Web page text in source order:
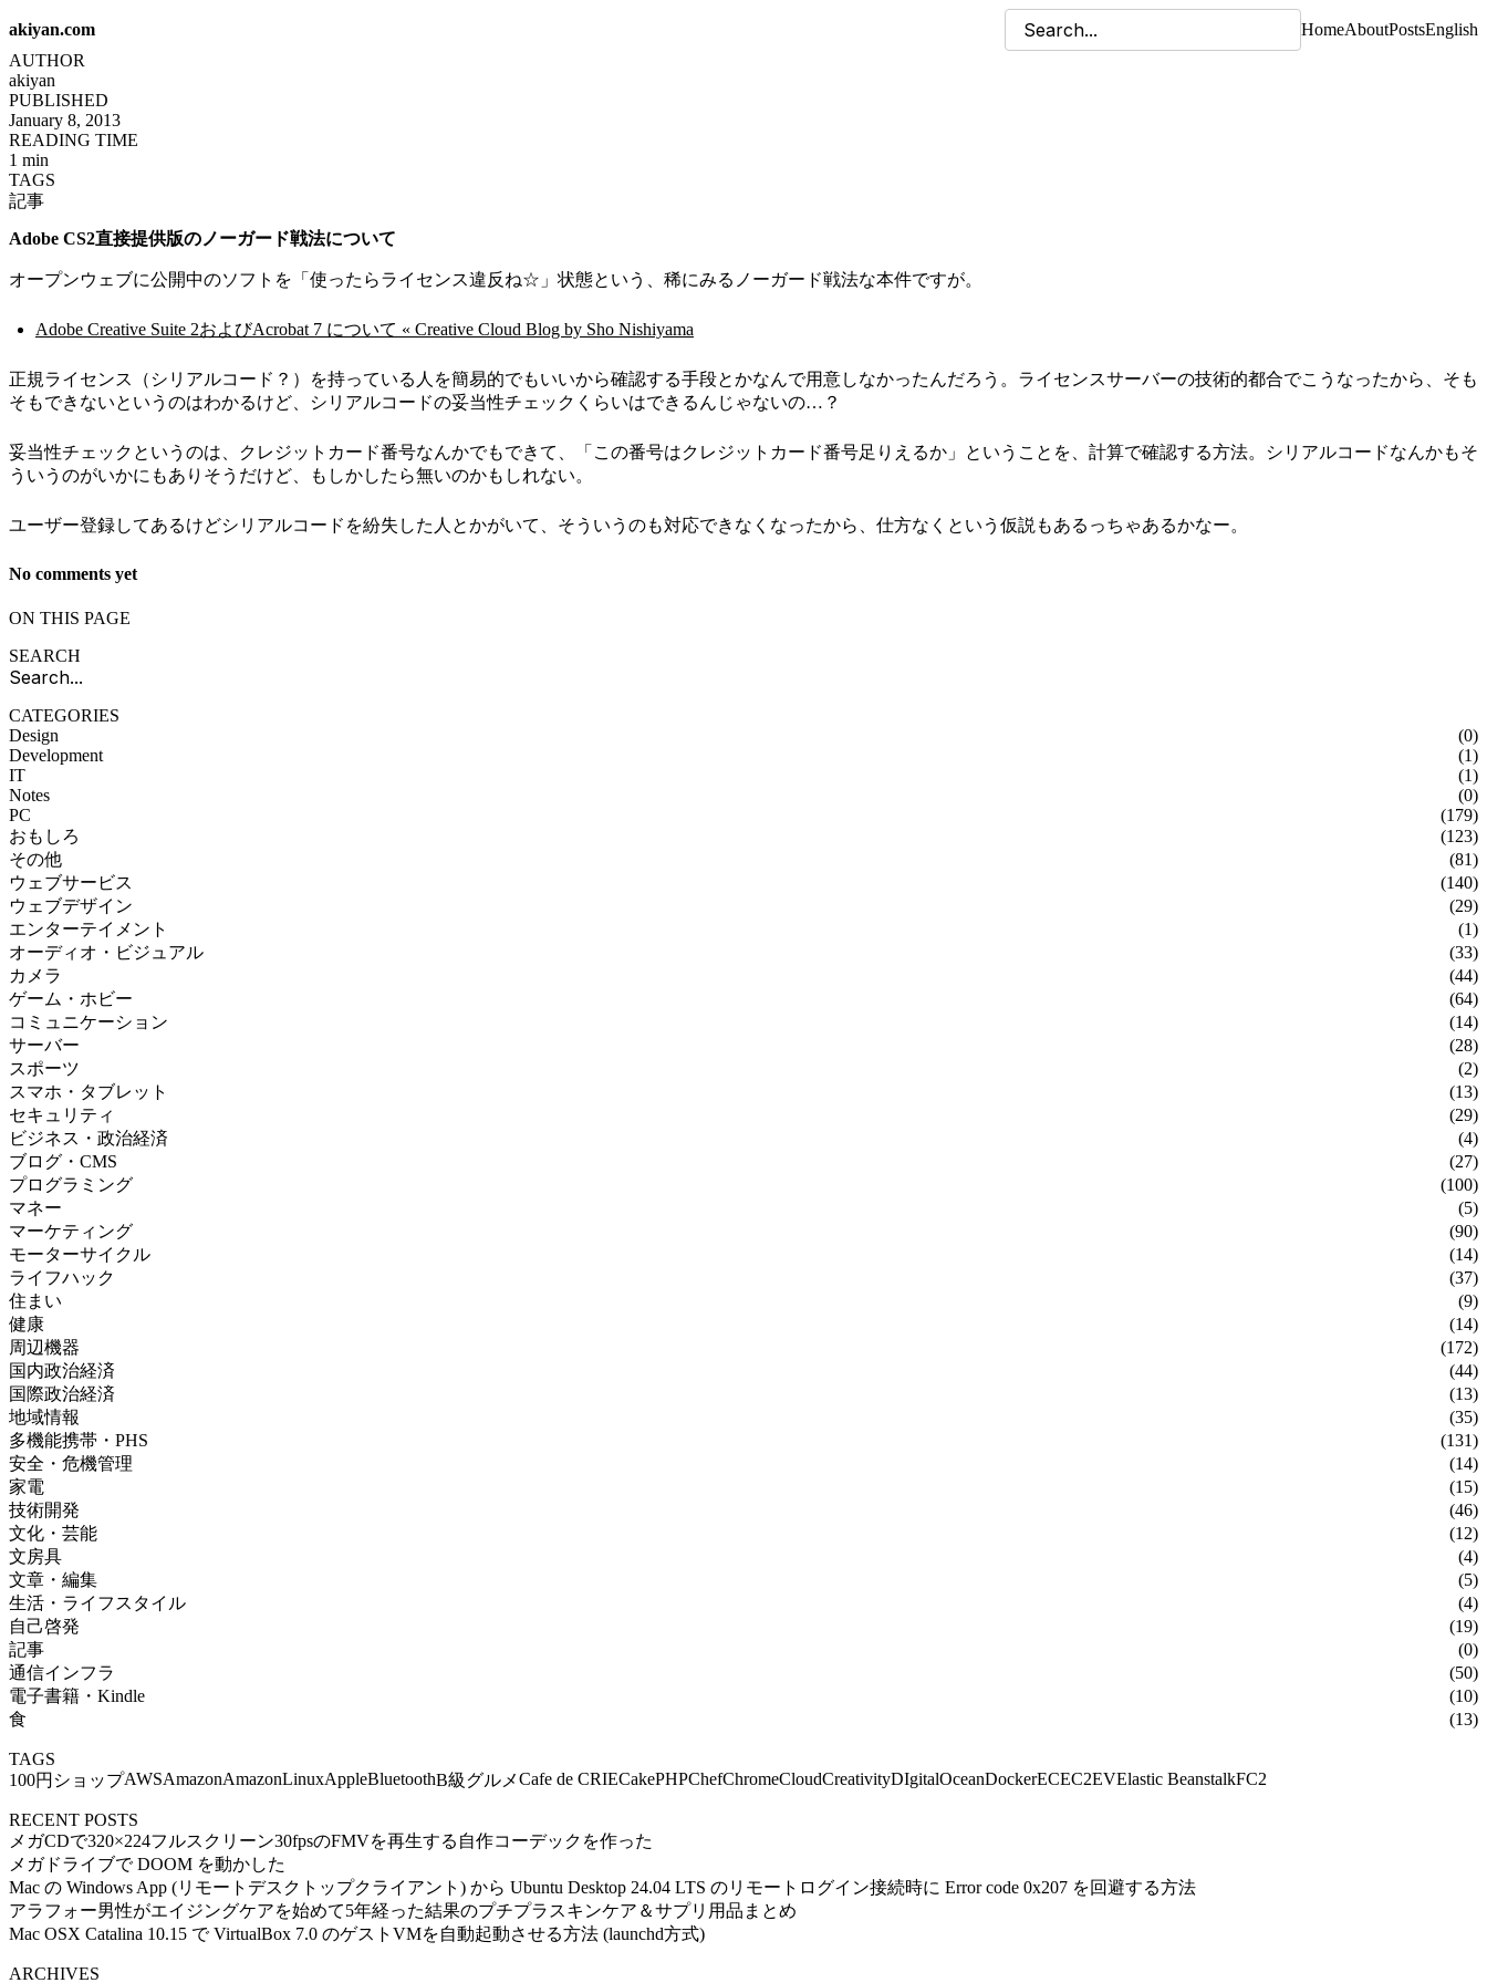
akiyan.com HomeAboutPostsEnglish
AUTHOR
akiyan
PUBLISHED
January 8, 2013
READING TIME
1 min
TAGS
記事
Adobe CS2直接提供版のノーガード戦法について
オープンウェブに公開中のソフトを「使ったらライセンス違反ね☆」状態という、稀にみるノーガード戦法な本件ですが。
Adobe Creative Suite 2およびAcrobat 7 について « Creative Cloud Blog by Sho Nishiyama
正規ライセンス（シリアルコード？）を持っている人を簡易的でもいいから確認する手段とかなんで用意しなかったんだろう。ライセンスサーバーの技術的都合でこうなったから、そも
そもできないというのはわかるけど、シリアルコードの妥当性チェックくらいはできるんじゃないの…？
妥当性チェックというのは、クレジットカード番号なんかでもできて、「この番号はクレジットカード番号足りえるか」ということを、計算で確認する方法。シリアルコードなんかもそ
ういうのがいかにもありそうだけど、もしかしたら無いのかもしれない。
ユーザー登録してあるけどシリアルコードを紛失した人とかがいて、そういうのも対応できなくなったから、仕方なくという仮説もあるっちゃあるかなー。
No comments yet
ON THIS PAGE
SEARCH
CATEGORIES
Design
(0)
Development
(1)
IT
(1)
Notes
(0)
PC
(179)
おもしろ
(123)
その他
(81)
ウェブサービス
(140)
ウェブデザイン
(29)
エンターテイメント
(1)
オーディオ・ビジュアル
(33)
カメラ
(44)
ゲーム・ホビー
(64)
コミュニケーション
(14)
サーバー
(28)
スポーツ
(2)
スマホ・タブレット
(13)
セキュリティ
(29)
ビジネス・政治経済
(4)
ブログ・CMS
(27)
プログラミング
(100)
マネー
(5)
マーケティング
(90)
モーターサイクル
(14)
ライフハック
(37)
住まい
(9)
健康
(14)
周辺機器
(172)
国内政治経済
(44)
国際政治経済
(13)
地域情報
(35)
多機能携帯・PHS
(131)
安全・危機管理
(14)
家電
(15)
技術開発
(46)
文化・芸能
(12)
文房具
(4)
文章・編集
(5)
生活・ライフスタイル
(4)
自己啓発
(19)
記事
(0)
通信インフラ
(50)
電子書籍・Kindle
(10)
食
(13)
TAGS
100円ショップAWSAmazonAmazonLinuxAppleBluetoothB級グルメCafe de CRIECakePHPChefChromeCloudCreativityDIgitalOceanDockerECEC2EVElastic BeanstalkFC2
RECENT POSTS
メガCDで320×224フルスクリーン30fpsのFMVを再生する自作コーデックを作った
メガドライブで DOOM を動かした
Mac の Windows App (リモートデスクトップクライアント) から Ubuntu Desktop 24.04 LTS のリモートログイン接続時に Error code 0x207 を回避する方法
アラフォー男性がエイジングケアを始めて5年経った結果のプチプラスキンケア＆サプリ用品まとめ
Mac OSX Catalina 10.15 で VirtualBox 7.0 のゲストVMを自動起動させる方法 (launchd方式)
ARCHIVES